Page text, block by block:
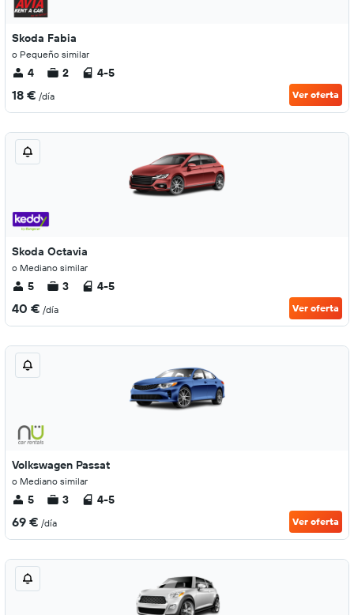
Skoda Fabia
o Pequeño similar
4 2 4-5
18 € /día Ver oferta
Skoda Octavia
o Mediano similar
5 3 4-5
40 € /día Ver oferta
Volkswagen Passat
o Mediano similar
5 3 4-5
69 € /día Ver oferta